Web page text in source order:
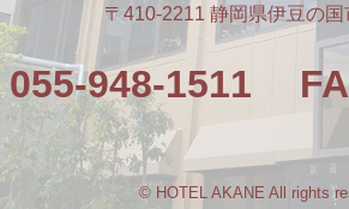
〒410-2211 静岡県伊豆の
948-1511
© HOTEL AKANE All rights